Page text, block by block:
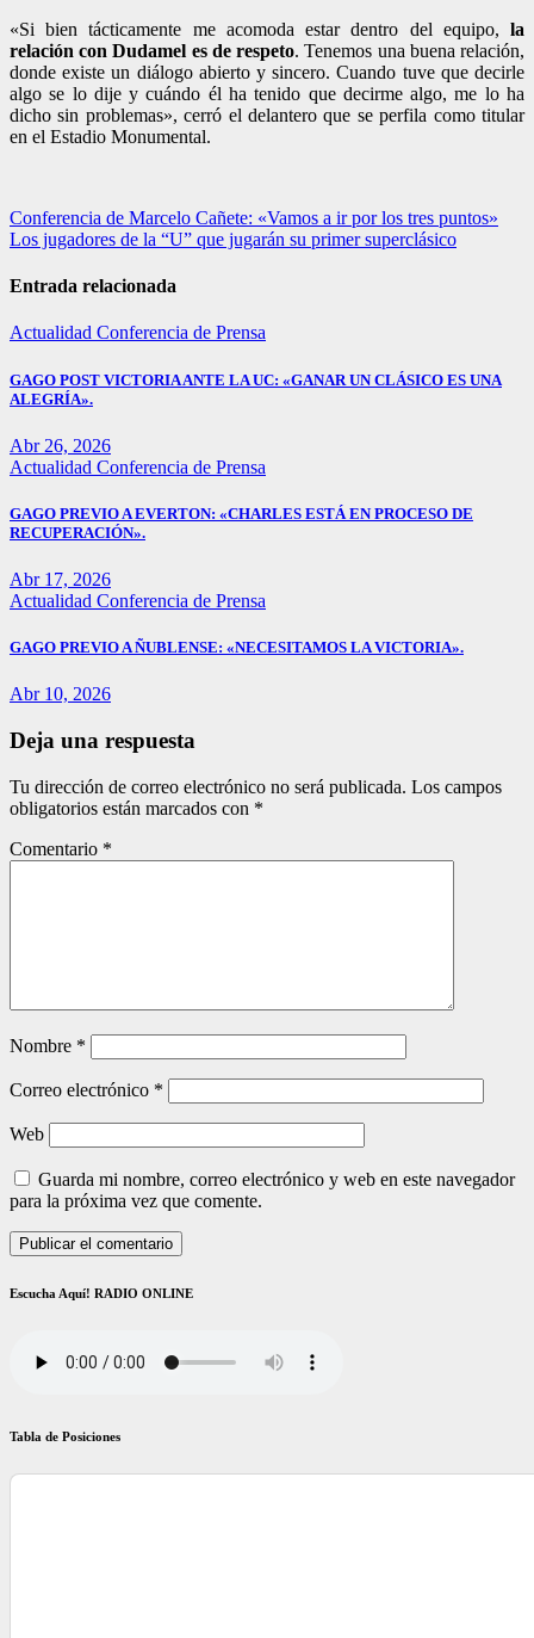
«Si bien tácticamente me acomoda estar dentro del equipo, la
relación con Dudamel es de respeto. Tenemos una buena relación,
donde existe un diálogo abierto y sincero. Cuando tuve que decirle
algo se lo dije y cuándo él ha tenido que decirme algo, me lo ha
dicho sin problemas», cerró el delantero que se perfila como titular
en el Estadio Monumental.
Navegación
de
entradas
Conferencia de Marcelo Cañete: «Vamos a ir por los tres puntos»
Los jugadores de la “U” que jugarán su primer superclásico
Entrada relacionada
Actualidad Conferencia de Prensa
GAGO POST VICTORIA ANTE LA UC: «GANAR UN CLÁSICO ES UNA
ALEGRÍA».
Abr 26, 2026
Actualidad Conferencia de Prensa
GAGO PREVIO A EVERTON: «CHARLES ESTÁ EN PROCESO DE
RECUPERACIÓN».
Abr 17, 2026
Actualidad Conferencia de Prensa
GAGO PREVIO A ÑUBLENSE: «NECESITAMOS LA VICTORIA».
Abr 10, 2026
Deja una respuesta
Tu dirección de correo electrónico no será publicada. Los campos
obligatorios están marcados con *
Comentario *
Nombre *
Correo electrónico *
Web
Guarda mi nombre, correo electrónico y web en este navegador
para la próxima vez que comente.
Escucha Aquí! RADIO ONLINE
Tabla de Posiciones